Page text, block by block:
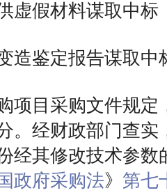
虚假材料谋取中标
造鉴定报告谋取中
项目采购文件规定
。经财政部门查实
经其修改技术参数
政府采购法》 第七